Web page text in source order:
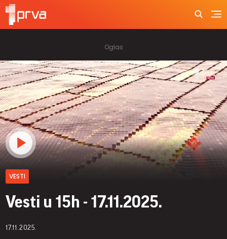
VESTI
Vesti u 15h - 17.11.2025.
17.11.2025.